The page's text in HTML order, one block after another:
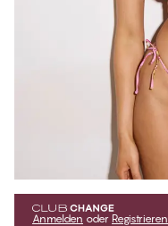
Anmelden oder Registrieren